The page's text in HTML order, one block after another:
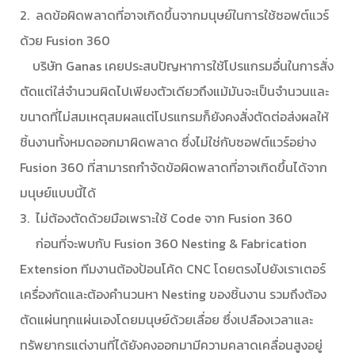
2. ลดข้อผิดพลาดที่อาจเกิดขึ้นจากมนุษย์ในการใช้ซอฟต์แวร์
ด้วย Fusion 360
บริษัท Ganas เคยประสบปัญหาการใช้โปรแกรมอื่นในการสั่ง
ตัดแต่ใส่จำนวนผิดไปเพียงตัวเดียวถึงแม้มันจะเป็นจำนวนและ
ขนาดที่ไม่สมเหตุสมผลแต่โปรแกรมก็ยังคงสั่งตัดต่อส่งผลให้
ชิ้นงานทั้งหมดออกมาผิดพลาด ซึ่งไม่ใช่กับซอฟต์แวร์อย่าง
Fusion 360 ที่สามารถกำจัดข้อผิดพลาดที่อาจเกิดขึ้นได้จาก
มนุษย์แบบนี้ได้
3. ไม่ต้องตัดด้วยมือเพราะใช้ Code จาก Fusion 360
ก่อนที่จะพบกับ Fusion 360 Nesting & Fabrication
Extension ทีมงานต้องป้อนโค้ด CNC โดยตรงไปยังเราเตอร์
เครื่องกัดและต้องคำนวนหา Nesting ของชิ้นงาน รวมถึงต้อง
ตัดแผ่นทุกแผ่นเองโดยมนุษย์ด้วยเลื่อย ซึ่งเปลืองเวลาและ
ทรัพยากรแต่งานที่ได้ยังคงออกมามีความคลาดเคลื่อนสูงอยู่